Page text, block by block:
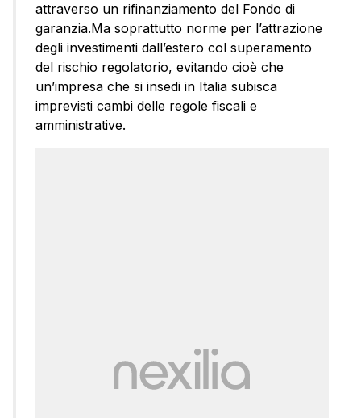
attraverso un rifinanziamento del Fondo di
garanzia.Ma soprattutto norme per l’attrazione
degli investimenti dall’estero col superamento
del rischio regolatorio, evitando cioè che
un’impresa che si insedi in Italia subisca
imprevisti cambi delle regole fiscali e
amministrative.